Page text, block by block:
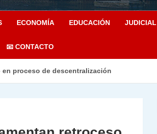
ECONOMÍA EDUCACIÓN JUDICIAL
📧 CONTACTO
proceso de descentralización